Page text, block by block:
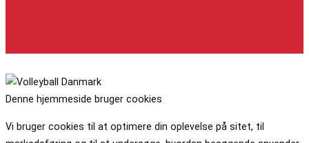
Denne hjemmeside bruger cookies
Vi bruger cookies til at optimere din oplevelse på sitet, til